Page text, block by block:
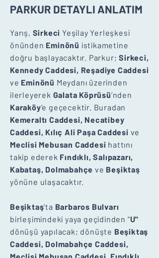
PARKUR DETAYLI ANLATIM
Yarış, Sirkeci Yeşilay Yerleşkesi
önünden Eminönü istikametine
doğru başlayacaktır. Parkur;Sirkeci,
Kennedy Caddesi, Reşadiye Caddesi
ve Eminönü Meydanı üzerinden
ilerleyerek Galata Köprüsü’nden
Karaköy’e geçecektir. Buradan
Kemeraltı Caddesi, Necatibey
Caddesi, Kılıç Ali Paşa Caddesi ve
Meclisi Mebusan Caddesi hattını
takip ederek Fındıklı, Salıpazarı,
Kabataş, Dolmabahçe ve Beşiktaş
yönüne ulaşacaktır.
Beşiktaş’ta Barbaros Bulvarı
birleşimindeki yaya geçidinden "U"
dönüşü yapılacak; dönüşte Beşiktaş
Caddesi, Dolmabahçe Caddesi,